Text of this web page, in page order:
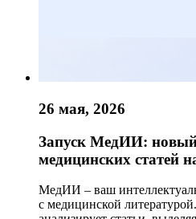
26 мая, 2026
Запуск МедИИ: новый
медицинских статей
МедИИ – ваш
с медицинской